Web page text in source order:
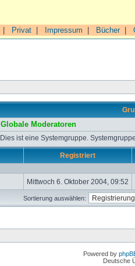
Privat Impressum Bücher|
Globale Moderatoren
Dies ist eine Systemgruppe.
Registriert
Mittwoch 6. Oktober 2004, 09:52
Sortierung auswählen:
Powered by
Deutsche